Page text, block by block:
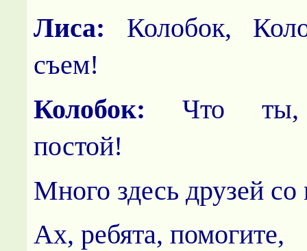
Лиса: Колобок,
съем!
Колобок: Что ты,
постой!
Много здесь друзей
Ах, ребята, помогите,